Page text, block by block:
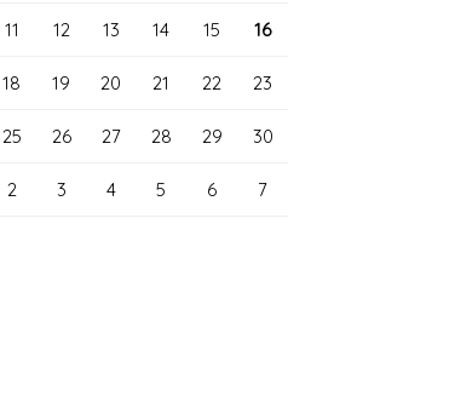
11 12 13 14 15 16
18 19 20 21 22 23
25 26 27 28 29 30
2 3 4 5 6 7